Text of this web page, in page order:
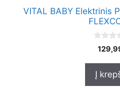
VITAL BABY Elektrinis
f
Į